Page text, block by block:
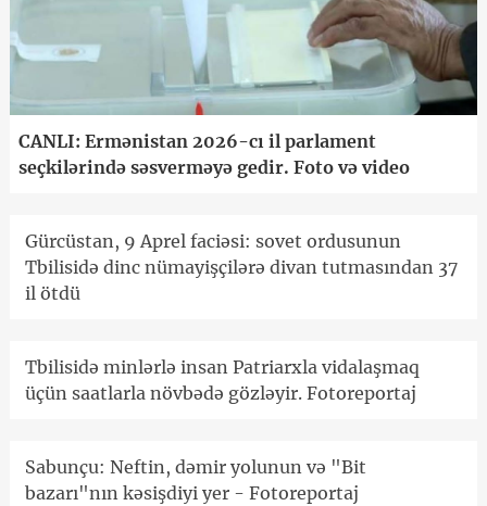
CANLI: Ermənistan 2026-cı il parlament
seçkilərində səsverməyə gedir. Foto və video
Gürcüstan, 9 Aprel faciəsi: sovet ordusunun
Tbilisidə dinc nümayişçilərə divan tutmasından 37
il ötdü
Tbilisidə minlərlə insan Patriarxla vidalaşmaq
üçün saatlarla növbədə gözləyir. Fotoreportaj
Sabunçu: Neftin, dəmir yolunun və "Bit
bazarı"nın kəsişdiyi yer - Fotoreportaj